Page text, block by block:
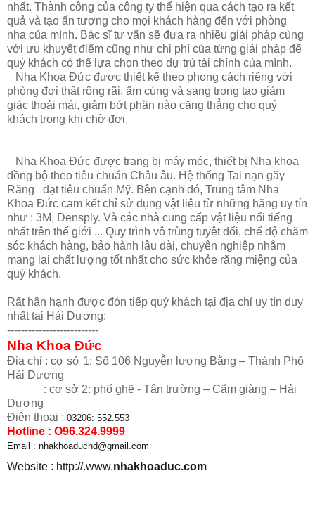
nhất. Thành công của công ty thể hiện qua cách tạo ra kết
quả và tạo ấn tượng cho mọi khách hàng đến với phòng
nha của mình. Bác sĩ tư vấn sẽ đưa ra nhiều giải pháp cùng
với ưu khuyết điểm cũng như chi phí của từng giải pháp để
quý khách có thể lựa chọn theo dự trù tài chính của mình.
Nha Khoa Đức được thiết kế theo phong cách riêng với
phòng đợi thật rộng rãi, ấm cúng và sang trọng tạo giảm
giác thoải mái, giảm bớt phần nào căng thẳng cho quý
khách trong khi chờ đợi.
Nha Khoa Đức được trang bị máy móc, thiết bị Nha khoa
đồng bộ theo tiêu chuẩn Châu âu. Hệ thống Tai nạn găy
Răng đạt tiêu chuẩn Mỹ. Bên cạnh đó, Trung tâm Nha
Khoa Đức cam kết chỉ sử dụng vật liệu từ những hãng uy tín
như : 3M, Densply. Và các nhà cung cấp vật liệu nổi tiếng
nhất trên thế giới ... Quy trình vô trùng tuyệt đối, chế độ chăm
sóc khách hàng, bảo hành lâu dài, chuyên nghiệp nhằm
mang lại chất lượng tốt nhất cho sức khỏe răng miệng của
quý khách.
Rất hân hạnh được đón tiếp quý khách tại địa chỉ uy tín duy
nhất tại Hải Dương:
--------------------------
Nha Khoa Đức
Địa chỉ : cơ sở 1: Số 106 Nguyễn lương Bằng – Thành Phố
Hải Dương
: cơ sở 2: phố ghẽ - Tân trường – Cẩm giàng – Hải
Dương
Điện thoại : 03206: 552.553
Hotline : O96.324.9999
Email : nhakhoaduchd@gmail.com
Website : http://.www.nhakhoaduc.com